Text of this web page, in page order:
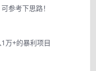
参考下思路！
万+的暴利项目